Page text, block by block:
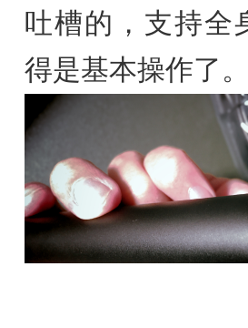
吐槽的，支持全
得是基本操作了。